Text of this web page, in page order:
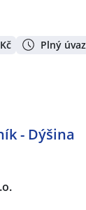
Plný
- Dýšina